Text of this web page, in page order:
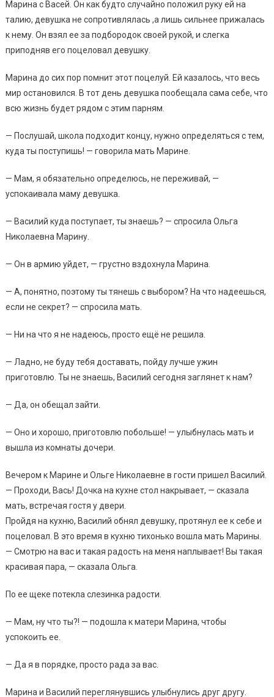
Марина с Васей. Он как будто случайно положил руку ей на
талию, девушка не сопротивлялась ,а лишь сильнее прижалась
к нему. Он взял ее за подбородок своей рукой, и слегка
приподняв его поцеловал девушку.
Марина до сих пор помнит этот поцелуй. Ей казалось, что весь
мир остановился. В тот день девушка пообещала сама себе, что
всю жизнь будет рядом с этим парням.
— Послушай, школа подходит концу, нужно определяться с тем,
куда ты поступишь! — говорила мать Марине.
— Мам, я обязательно определюсь, не переживай, —
успокаивала маму девушка.
— Василий куда поступает, ты знаешь? — спросила Ольга
Николаевна Марину.
— Он в армию уйдет, — грустно вздохнула Марина.
— А, понятно, поэтому ты тянешь с выбором? На что надеешься,
если не секрет? — спросила мать.
— Ни на что я не надеюсь, просто ещё не решила.
— Ладно, не буду тебя доставать, пойду лучше ужин
приготовлю. Ты не знаешь, Василий сегодня заглянет к нам?
— Да, он обещал зайти.
— Оно и хорошо, приготовлю побольше! — улыбнулась мать и
вышла из комнаты дочери.
Вечером к Марине и Ольге Николаевне в гости пришел Василий.
— Проходи, Вась! Дочка на кухне стол накрывает, — сказала
мать, встречая гостя у двери.
Пройдя на кухню, Василий обнял девушку, протянул ее к себе и
поцеловал. В это время в кухню тихонько вошла мать Марины.
— Смотрю на вас и такая радость на меня наплывает! Вы такая
красивая пара, — сказала Ольга.
По ее щеке потекла слезинка радости.
— Мам, ну что ты?! — подошла к матери Марина, чтобы
успокоить ее.
— Да я в порядке, просто рада за вас.
Марина и Василий переглянувшись улыбнулись друг другу.